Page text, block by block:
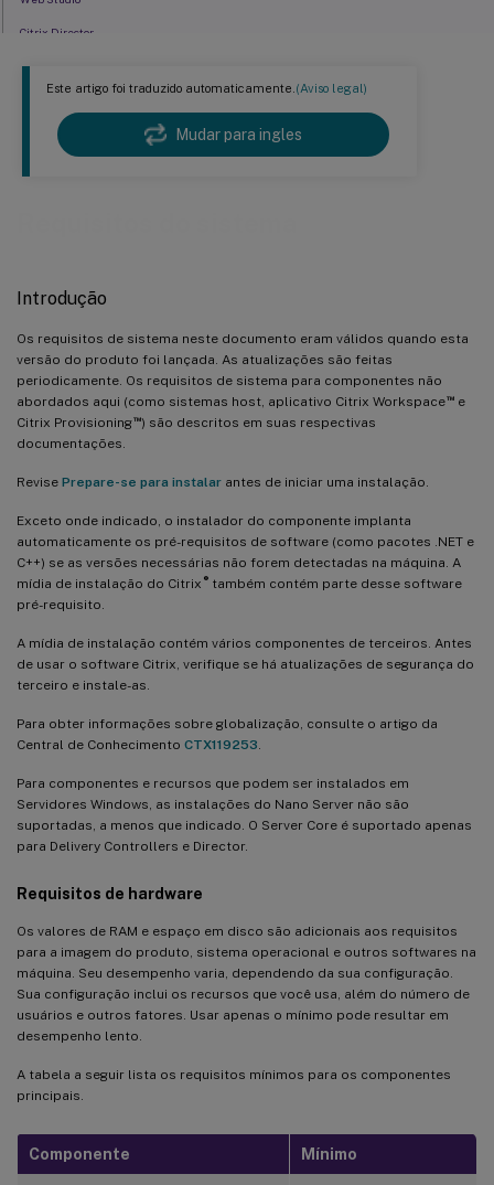
Este artigo foi traduzido automaticamente.(Aviso legal)
Mudar para ingles
Introdução
Os requisitos de sistema neste documento eram válidos quando esta
versão do produto foi lançada. As atualizações são feitas
periodicamente. Os requisitos de sistema para componentes não
abordados aqui (como sistemas host, aplicativo Citrix Workspace™e
Citrix Provisioning™) são descritos em suas respectivas
documentações.
Revise Prepare-se para instalar antes de iniciar uma instalação.
Exceto onde indicado, o instalador do componente implanta
automaticamente os pré-requisitos de software (como pacotes .NET e
C++) se as versões necessárias não forem detectadas na máquina. A
mídia de instalação do Citrix ®também contém parte desse software
pré-requisito.
A mídia de instalação contém vários componentes de terceiros. Antes
de usar o software Citrix, verifique se há atualizações de segurança do
terceiro e instale-as.
Para obter informações sobre globalização, consulte o artigo da
Central de Conhecimento CTX119253
Para componentes e recursos que podem ser instalados em
Servidores Windows, as instalações do Nano Server não são
suportadas, a menos que indicado. O Server Core é suportado apenas
para Delivery Controllers e Director.
Requisitos de hardware
Os valores de RAM e espaço em disco são adicionais aos requisitos
para a imagem do produto, sistema operacional e outros softwares na
máquina. Seu desempenho varia, dependendo da sua configuração.
Sua configuração inclui os recursos que você usa, além do número de
usuários e outros fatores. Usar apenas o mínimo pode resultar em
desempenho lento.
A tabela a seguir lista os requisitos mínimos para os componentes
principais.
Componente Mínimo
Citrix Director
Virtual Delivery Agent (VDA) para SO de sessão única
Virtual Delivery Agent (VDA) para SO de múltiplas sessões
Hosts / recursos de virtualização